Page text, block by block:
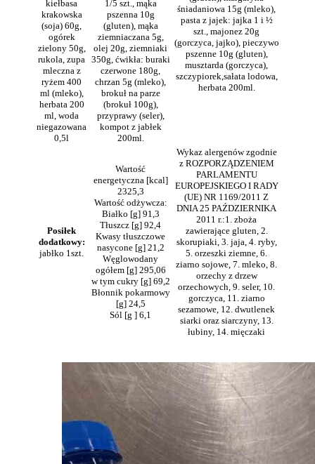
kiełbasa
krakowska
(soja) 60g,
ogórek
zielony 50g,
rukola, zupa
mleczna z
ryżem 400
ml (mleko),
herbata 200
ml, woda
niegazowana
0,5l
1/5 szt., mąka
pszenna 10g
(gluten), mąka
ziemniaczana 5g,
olej 20g, ziemniaki
350g, ćwikła: buraki
czerwone 180g,
chrzan 5g (mleko),
brokuł na parze
(brokuł 100g),
przyprawy (seler),
kompot z jabłek
200ml.
śniadaniowa 15g (mleko),
pasta z jajek: jajka 1 i ½
szt., majonez 20g
(gorczyca, jajko), pieczywo
pszenne 10g (gluten),
musztarda (gorczyca),
szczypiorek,sałata lodowa,
herbata 200ml.
Posiłek
dodatkowy:
jabłko 1szt.
Wartość
energetyczna [kcal]
2325,3
Wartość odżywcza:
Białko [g] 91,3
Tłuszcz [g] 92,4
Kwasy tłuszczowe
nasycone [g] 21,2
Węglowodany
ogółem [g] 295,06
w tym cukry [g] 69,2
Błonnik pokarmowy
[g] 24,5
Sól [g ] 6,1
Wykaz alergenów zgodnie
z ROZPORZĄDZENIEM
PARLAMENTU
EUROPEJSKIEGO I RADY
(UE) NR 1169/2011 Z
DNIA 25 PAŹDZIERNIKA
2011 r.:1. zboża
zawierające gluten, 2.
skorupiaki, 3. jaja, 4. ryby,
5. orzeszki ziemne, 6.
ziarno sojowe, 7. mleko, 8.
orzechy z drzew
orzechowych, 9. seler, 10.
gorczyca, 11. ziarno
sezamowe, 12. dwutlenek
siarki oraz siarczyny, 13.
łubiny, 14. mięczaki